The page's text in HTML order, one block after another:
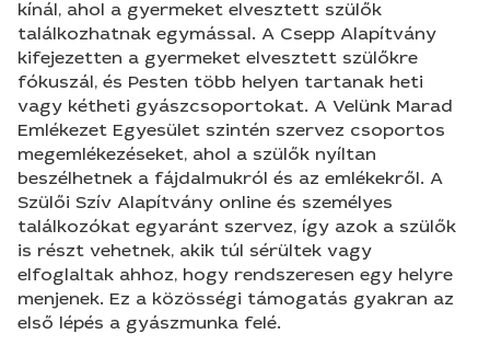
kínál, ahol a gyermeket elvesztett szülők
találkozhatnak egymással. A Csepp Alapítvány
kifejezetten a gyermeket elvesztett szülőkre
fókuszál, és Pesten több helyen tartanak heti
vagy kétheti gyászcsoportokat. A Velünk Marad
Emlékezet Egyesület szintén szervez csoportos
megemlékezéseket, ahol a szülők nyíltan
beszélhetnek a fájdalmukról és az emlékekről. A
Szülői Szív Alapítvány online és személyes
találkozókat egyaránt szervez, így azok a szülők
is részt vehetnek, akik túl sérültek vagy
elfoglaltak ahhoz, hogy rendszeresen egy helyre
menjenek. Ez a közösségi támogatás gyakran az
első lépés a gyászmunka felé.